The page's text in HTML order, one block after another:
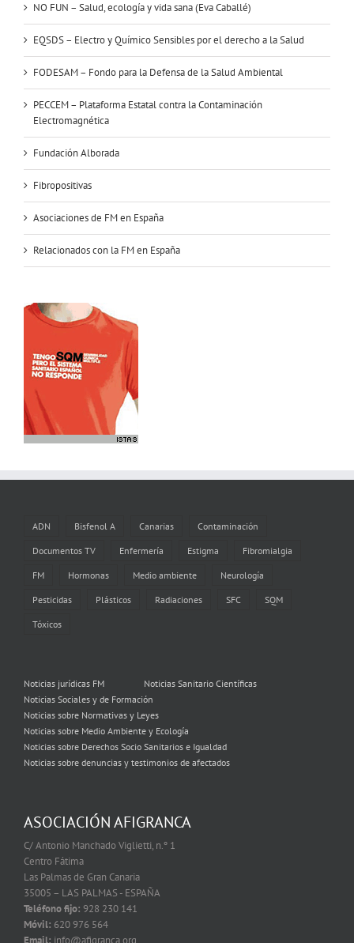
NO FUN – Salud, ecología y vida sana (Eva Caballé)
EQSDS – Electro y Químico Sensibles por el derecho a la Salud
FODESAM – Fondo para la Defensa de la Salud Ambiental
PECCEM – Plataforma Estatal contra la Contaminación
Electromagnética
Fundación Alborada
Fibropositivas
Asociaciones de FM en España
Relacionados con la FM en España
ADN Bisfenol A Canarias Contaminación
Documentos TV Enfermería Estigma Fibromialgia
FM Hormonas Medio ambiente Neurología
Pesticidas Plásticos Radiaciones SFC SQM
Tóxicos
Noticias jurídicas FM
Noticias Sanitario Científicas
Noticias Sociales y de Formación
Noticias sobre Normativas y Leyes
Noticias sobre Medio Ambiente y Ecología
Noticias sobre Derechos Socio Sanitarios e Igualdad
Noticias sobre denuncias y testimonios de afectados
ASOCIACIÓN AFIGRANCA
C/ Antonio Manchado Viglietti, n.º 1
Centro Fátima
Las Palmas de Gran Canaria
35005 – LAS PALMAS - ESPAÑA
Teléfono fijo: 928 230 141
Móvil: 620 976 564